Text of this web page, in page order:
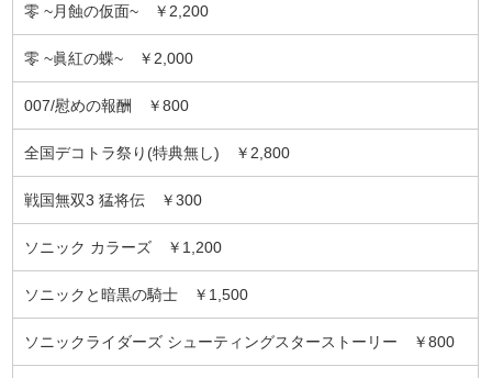
零 ~月蝕の仮面~ ￥2,200
零 ~眞紅の蝶~ ￥2,000
007/慰めの報酬 ￥800
全国デコトラ祭り(特典無し) ￥2,800
戦国無双3 猛将伝 ￥300
ソニック カラーズ ￥1,200
ソニックと暗黒の騎士 ￥1,500
ソニックライダーズ シューティングスターストーリー ￥800